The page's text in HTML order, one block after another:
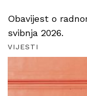
Obavijest o
svibnja 2026.
VIJESTI